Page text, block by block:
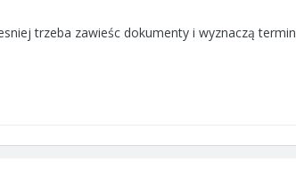
trzeba zawieśc dokumenty i wyznaczą termin